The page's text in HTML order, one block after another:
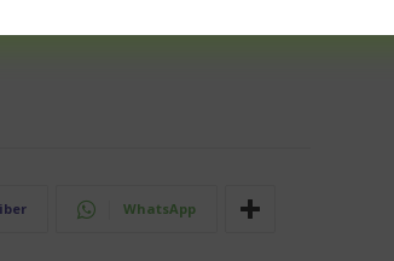
Srećno ukoliko ispratite!
WhatsApp